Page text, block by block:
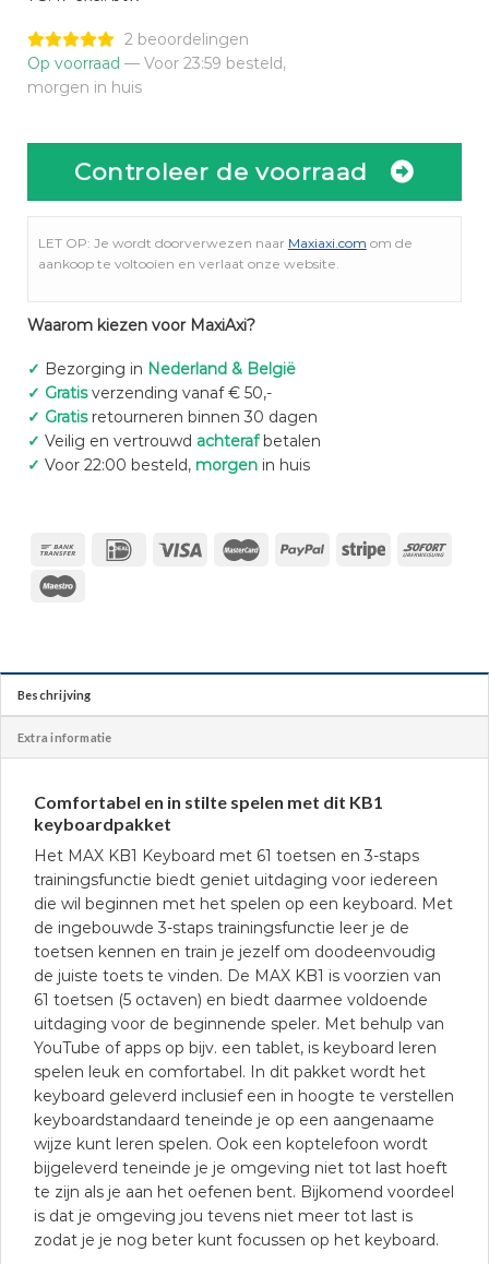
2 beoordelingen
Op voorraad — Voor 23:59 besteld,
morgen in huis
Controleer de voorraad
LET OP: Je wordt doorverwezen naar Maxiaxi.com om de
aankoop te voltooien en verlaat onze website.
Waarom kiezen voor MaxiAxi?
✓ Bezorging in Nederland & België
✓ Gratisverzending vanaf € 50,-
✓ Gratisretourneren binnen 30 dagen
✓ Veilig en vertrouwd achterafbetalen
✓ Voor 22:00 besteld, morgenin huis
Beschrijving
Extra informatie
Comfortabel en in stilte spelen met dit KB1
keyboardpakket
Het MAX KB1 Keyboard met 61 toetsen en 3-staps
trainingsfunctie biedt geniet uitdaging voor iedereen
die wil beginnen met het spelen op een keyboard. Met
de ingebouwde 3-staps trainingsfunctie leer je de
toetsen kennen en train je jezelf om doodeenvoudig
de juiste toets te vinden. De MAX KB1 is voorzien van
61 toetsen (5 octaven) en biedt daarmee voldoende
uitdaging voor de beginnende speler. Met behulp van
YouTube of apps op bijv. een tablet, is keyboard leren
spelen leuk en comfortabel. In dit pakket wordt het
keyboard geleverd inclusief een in hoogte te verstellen
keyboardstandaard teneinde je op een aangenaame
wijze kunt leren spelen. Ook een koptelefoon wordt
bijgeleverd teneinde je je omgeving niet tot last hoeft
te zijn als je aan het oefenen bent. Bijkomend voordeel
is dat je omgeving jou tevens niet meer tot last is
zodat je je nog beter kunt focussen op het keyboard.